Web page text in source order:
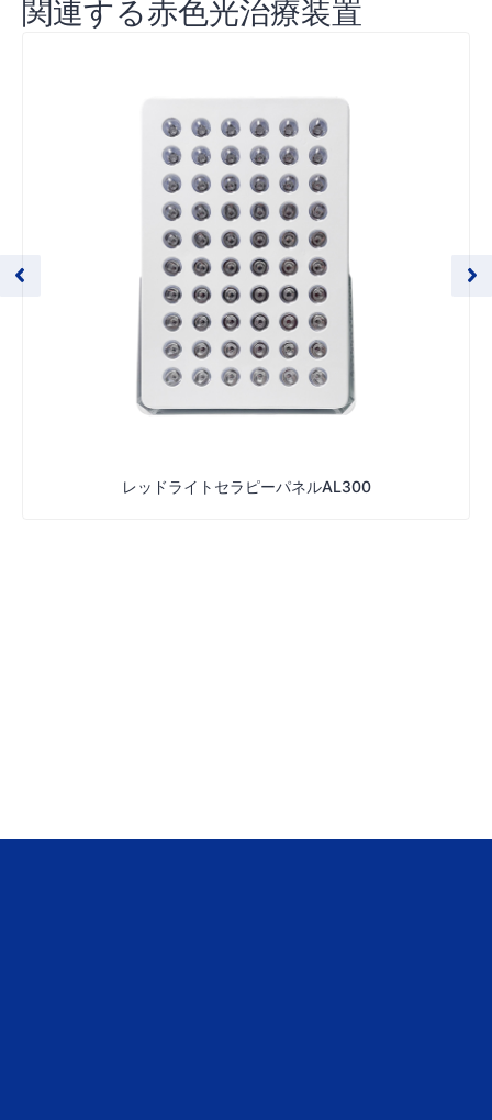
関連する赤色光治療装置
レッドライトセラピーパネルAL300